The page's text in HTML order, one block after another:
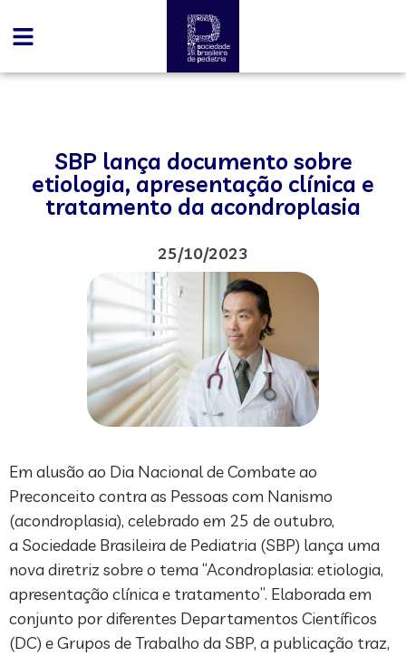
SBP lança documento sobre
etiologia, apresentação clínica e
tratamento da acondroplasia
25/10/2023
Em alusão ao Dia Nacional de Combate ao
Preconceito contra as Pessoas com Nanismo
(acondroplasia), celebrado em 25 de outubro,
a Sociedade Brasileira de Pediatria (SBP) lança uma
nova diretriz sobre o tema “Acondroplasia: etiologia,
apresentação clínica e tratamento”. Elaborada em
conjunto por diferentes Departamentos Científicos
(DC) e Grupos de Trabalho da SBP, a publicação traz,